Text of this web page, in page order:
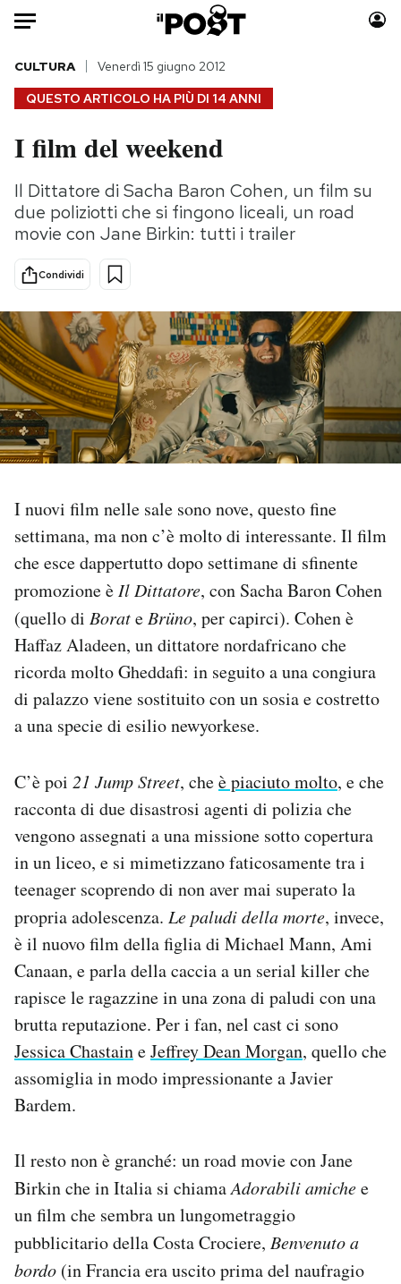
Auto
HOME
Italia
Politica
Tecnologia
Scienza
Economia
Sport
Consumismi
Storie/Idee
Altrecose
Mondiali calcio 2026
PODCAST
I MIEI PREFERITI
SHOP
CALENDARIO
AREA PERSONALE
Newsletter
Notifiche mobile
Regala il Post
Hai bisogno di aiuto?
Esci
QUESTO ARTICOLO HA PIÙ DI 14 ANNI
CULTURA Venerdì 15 giugno 2012
I film del weekend
Il Dittatore di Sacha Baron Cohen, un film su
due poliziotti che si fingono liceali, un road
movie con Jane Birkin: tutti i trailer
Condividi
I nuovi film nelle sale sono nove, questo fine
settimana, ma non c’è molto di interessante. Il film
che esce dappertutto dopo settimane di sfinente
promozione è Il Dittatore, con Sacha Baron Cohen
(quello di Borate Brüno, per capirci). Cohen è
Haffaz Aladeen, un dittatore nordafricano che
ricorda molto Gheddafi: in seguito a una congiura
di palazzo viene sostituito con un sosia e costretto
a una specie di esilio newyorkese.
C’è poi 21 Jump Street, cheè piaciuto molto, e che
racconta di due disastrosi agenti di polizia che
vengono assegnati a una missione sotto copertura
in un liceo, e si mimetizzano faticosamente tra i
teenager scoprendo di non aver mai superato la
propria adolescenza. Le paludi della morte, invece,
è il nuovo film della figlia di Michael Mann, Ami
Canaan, e parla della caccia a un serial killer che
rapisce le ragazzine in una zona di paludi con una
brutta reputazione. Per i fan, nel cast ci sono
Jessica ChastaineJeffrey Dean Morgan, quello che
assomiglia in modo impressionante a Javier
Bardem.
Il resto non è granché: un road movie con Jane
Birkin che in Italia si chiamaAdorabili amichee
un film che sembra un lungometraggio
pubblicitario della Costa Crociere, Benvenuto a
bordo (in Francia era uscito prima del naufragio